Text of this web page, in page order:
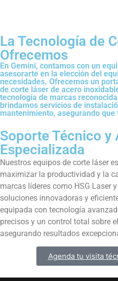
La Tecnología de
Ofrecemos
En Gemini, contamos con un
asesorarte en la elección del
necesidades. Ofrecemos un
de corte láser de acero
tecnología de marcas
brindamos servicios de
mantenimiento, asegurando
Soporte Técnico y
Especializada
Nuestros equipos de corte láser
maximizar la productividad y la
marcas líderes como HSG Laser
soluciones innovadoras y
equipada con tecnología
precisos y un control total sobre
asegurando resultados
Agenda tu visita